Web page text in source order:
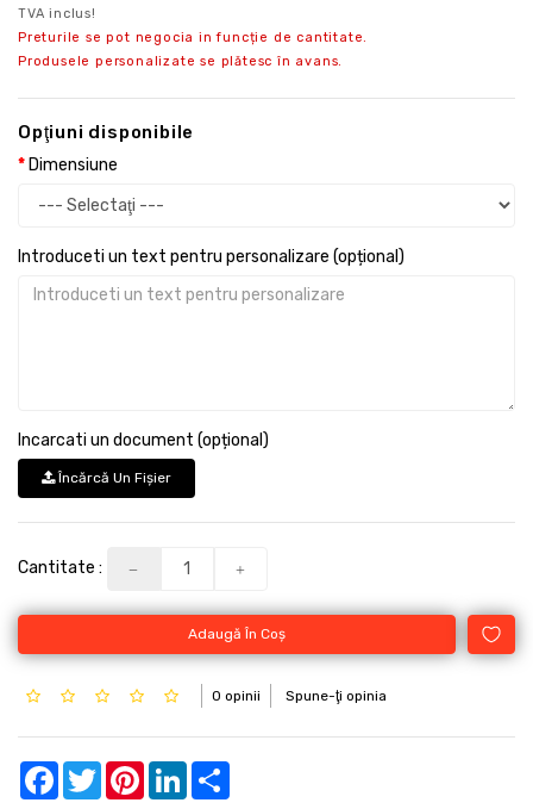
TVA inclus!
Preturile se pot negocia in funcție de cantitate.
Produsele personalizate se plătesc în avans.
Opţiuni disponibile
Dimensiune
Introduceti un text pentru personalizare (opțional)
Incarcati un document (opțional)
Încărcă Un Fişier
Cantitate :
Adaugă În Coş
0 opinii Spune-ţi opinia
Facebook
TwitterPinterestLinkedIn